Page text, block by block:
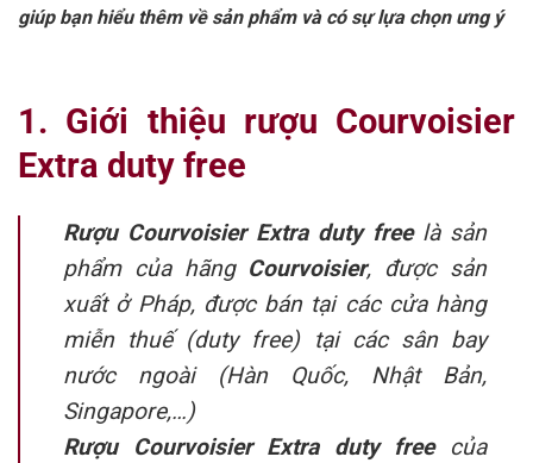
giúp bạn hiểu thêm về sản phẩm và có sự lựa chọn ưng ý
1. Giới thiệu rượu Courvoisier
Extra duty free
Rượu Courvoisier Extra duty free là sản
phẩm của hãng Courvoisier, được sản
xuất ở Pháp, được bán tại các cửa hàng
miễn thuế (duty free) tại các sân bay
nước ngoài (Hàn Quốc, Nhật Bản,
Singapore,…)
Rượu Courvoisier Extra duty freecủa